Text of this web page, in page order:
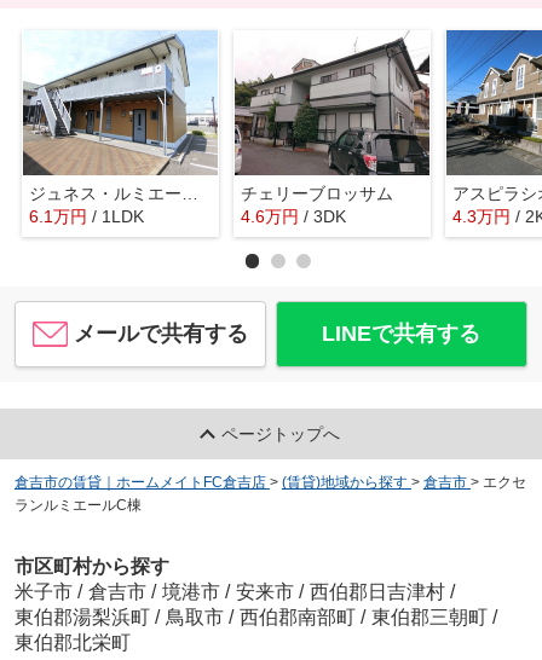
ジュネス・ルミエール Ｃ棟
6.1万円 / 1LDK
チェリーブロッサム
4.6万円 / 3DK
アスピラ
4.3万円 /
メールで共有する LINEで共有する
ページトップへ
倉吉市の賃貸｜ホームメイトFC倉吉店 > (賃貸)地域から探す > 倉吉市 > エクセ
ランルミエールC棟
市区町村から探す
米子市 / 倉吉市 / 境港市 / 安来市 / 西伯郡日吉津村 /
東伯郡湯梨浜町 / 鳥取市 / 西伯郡南部町 / 東伯郡三朝町 /
東伯郡北栄町